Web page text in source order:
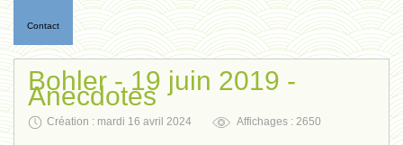
Contact
Bohler - 19 juin 2019 -
Anecdotes
Création : mardi 16 avril 2024 Affichages : 2650